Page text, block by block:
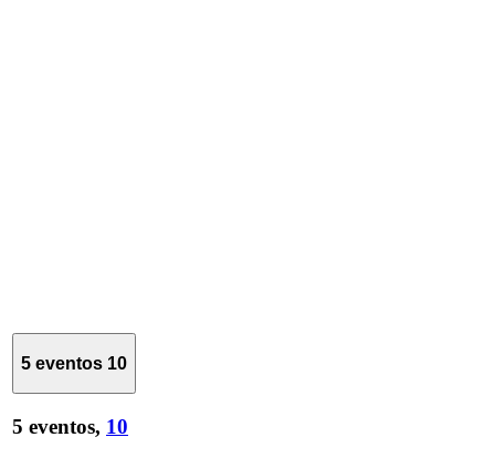
5 eventos 10
5 eventos, 10